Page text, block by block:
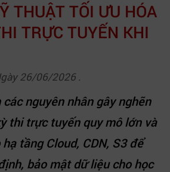
THUẬT TỐI ƯU HÓA
TRỰC TUYẾN KHI
26/06/2026 .
nguyên nhân gây nghẽn
thi trực tuyến quy mô lớn và
tầng Cloud, CDN, S3 để
bảo mật dữ liệu cho học